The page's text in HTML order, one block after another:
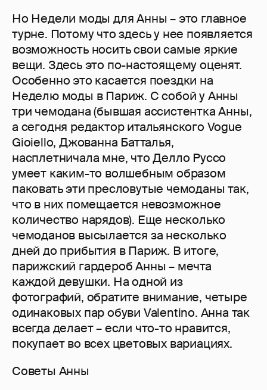
Но Недели моды для Анны – это главное
турне. Потому что здесь у нее появляется
возможность носить свои самые яркие
вещи. Здесь это по-настоящему оценят.
Особенно это касается поездки на
Неделю моды в Париж. С собой у Анны
три чемодана (бывшая ассистентка Анны,
а сегодня редактор итальянского Vogue
Gioiello, Джованна Батталья,
насплетничала мне, что Делло Руссо
умеет каким-то волшебным образом
паковать эти пресловутые чемоданы так,
что в них помещается невозможное
количество нарядов). Еще несколько
чемоданов высылается за несколько
дней до прибытия в Париж. В итоге,
парижский гардероб Анны – мечта
каждой девушки. На одной из
фотографий, обратите внимание, четыре
одинаковых пар обуви Valentino. Анна так
всегда делает – если что-то нравится,
покупает во всех цветовых вариациях.
Советы Анны